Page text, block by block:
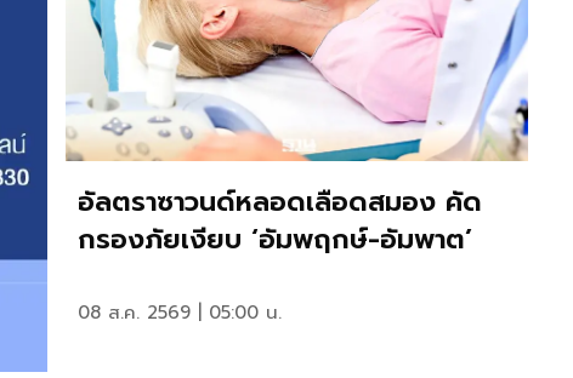
อัลตราซาวนด์หลอดเลือดสมอง คัด
กรองภัยเงียบ ‘อัมพฤกษ์-อัมพาต’
08 ส.ค. 2569 | 05:00 น.